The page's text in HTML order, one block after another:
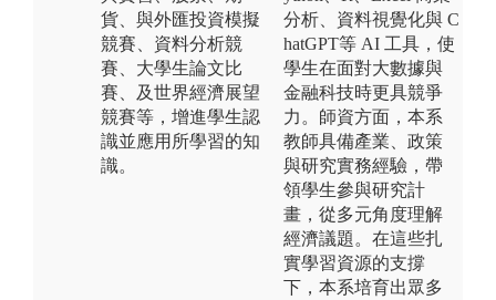
貨、與外匯投資模擬
競賽、資料分析競
賽、大學生論文比
賽、及世界經濟展望
競賽等，增進學生認
識並應用所學習的知
識。
分析、資料視覺化與 C
hatGPT等 AI 工具，使
學生在面對大數據與
金融科技時更具競爭
力。師資方面，本系
教師具備產業、政策
與研究實務經驗，帶
領學生參與研究計
畫，從多元角度理解
經濟議題。在這些扎
實學習資源的支撐
下，本系培育出眾多